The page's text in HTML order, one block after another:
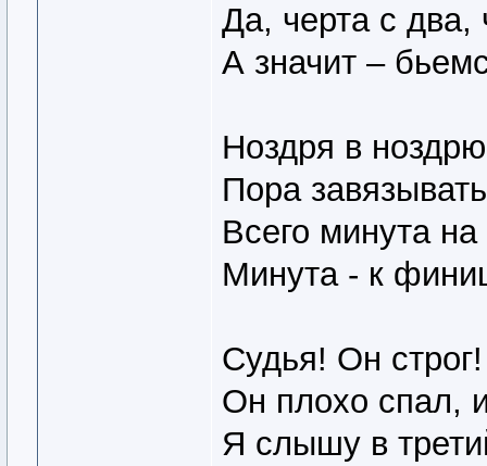
Да, черта с два,
А значит –
Ноздря в
Пора
Всего минута на
Минута - к
Судья! Он
Он плохо спал,
Я слышу в